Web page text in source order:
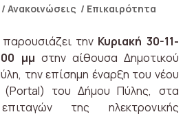
/Ανακοινώσεις / Επικαιρότητα
την Κυριακή 30-11-
μμ στην αίθουσα Δημοτικού
την επίσημη έναρξη του νέου
(Portal) του Δήμου Πύλης, στα
της ηλεκτρονικής